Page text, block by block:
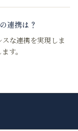
連携は？
な連携を実現しま
す。